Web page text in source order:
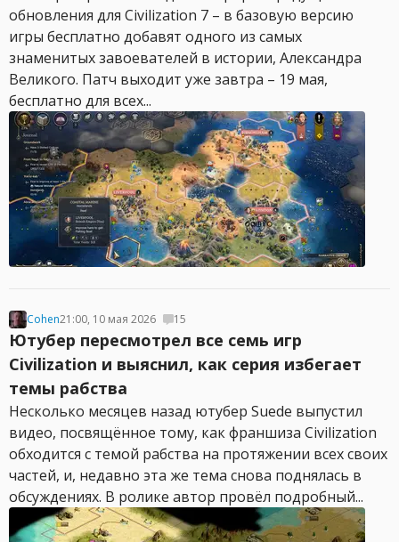
обновления для Civilization 7 – в базовую версию
игры бесплатно добавят одного из самых
знаменитых завоевателей в истории, Александра
Великого. Патч выходит уже завтра – 19 мая,
бесплатно для всех...
Cohen21:00, 10 мая 2026 15
Ютубер пересмотрел все семь игр
Civilization и выяснил, как серия избегает
темы рабства
Несколько месяцев назад ютубер Suede выпустил
видео, посвящённое тому, как франшиза Civilization
обходится с темой рабства на протяжении всех своих
частей, и, недавно эта же тема снова поднялась в
обсуждениях. В ролике автор провёл подробный...